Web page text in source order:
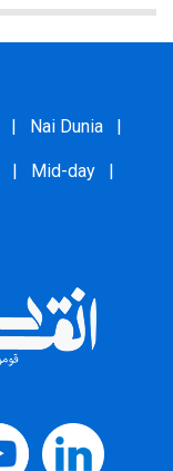
Nai Dunia
Mid-day